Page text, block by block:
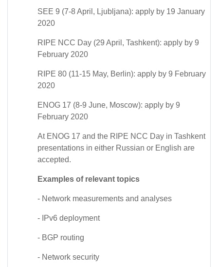
SEE 9 (7-8 April, Ljubljana): apply by 19 January
2020
RIPE NCC Day (29 April, Tashkent): apply by 9
February 2020
RIPE 80 (11-15 May, Berlin): apply by 9 February
2020
ENOG 17 (8-9 June, Moscow): apply by 9
February 2020
At ENOG 17 and the RIPE NCC Day in Tashkent
presentations in either Russian or English are
accepted.
Examples of relevant topics
- Network measurements and analyses
- IPv6 deployment
- BGP routing
- Network security